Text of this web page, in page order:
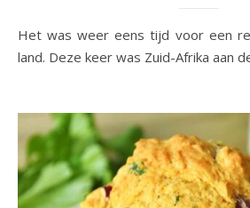
Het was weer eens tijd voor een receptje uit een ander
land. Deze keer was Zuid-Afrika aan